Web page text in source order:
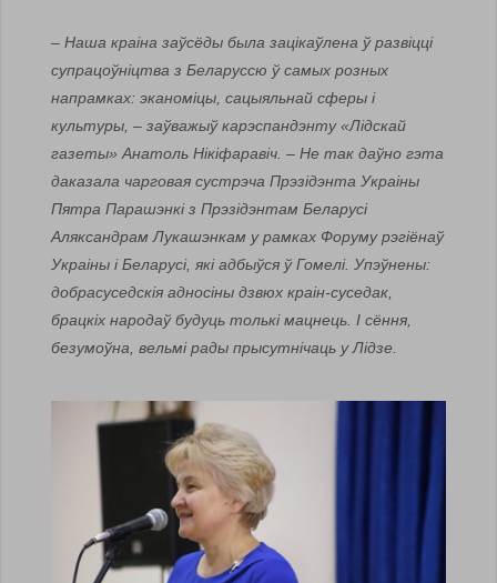
– Наша краіна заўсёды была зацікаўлена ў развіцці
супрацоўніцтва з Беларуссю ў самых розных
напрамках: эканоміцы, сацыяльнай сферы і
культуры, – заўважыў карэспандэнту «Лідскай
газеты» Анатоль Нікіфаравіч. – Не так даўно гэта
даказала чарговая сустрэча Прэзідэнта Украіны
Пятра Парашэнкі з Прэзідэнтам Беларусі
Аляксандрам Лукашэнкам у рамках Форуму рэгіёнаў
Украіны і Беларусі, які адбыўся ў Гомелі. Упэўнены:
добрасуседскія адносіны дзвюх краін-суседак,
брацкіх народаў будуць толькі мацнець. І сёння,
безумоўна, вельмі рады прысутнічаць у Лідзе.